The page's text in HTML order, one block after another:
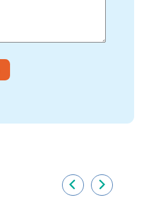
VorigeVolgende